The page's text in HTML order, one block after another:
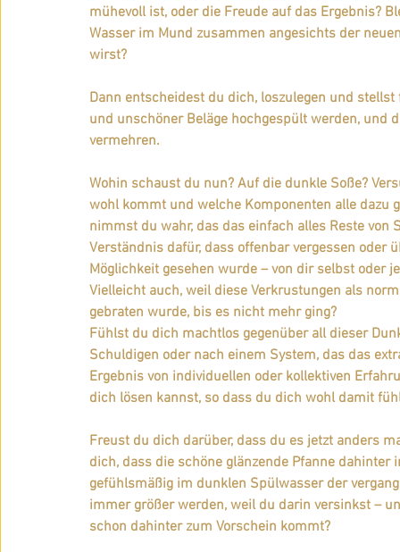
mühevoll ist, oder die Freude auf das Ergebnis?
Wasser im Mund zusammen angesichts der
wirst?
Dann entscheidest du dich, loszulegen und
und unschöner Beläge hochgespült werden, und
vermehren.
Wohin schaust du nun? Auf die dunkle Soße?
wohl kommt und welche Komponenten alle dazu
nimmst du wahr, das das einfach alles Reste
Verständnis dafür, dass offenbar vergessen oder
Möglichkeit gesehen wurde – von dir selbst oder
Vielleicht auch, weil diese Verkrustungen als
gebraten wurde, bis es nicht mehr ging?
Fühlst du dich machtlos gegenüber all dieser
Schuldigen oder nach einem System, das das
Ergebnis von individuellen oder kollektiven
dich lösen kannst, so dass du dich wohl damit
Freust du dich darüber, dass du es jetzt anders
dich, dass die schöne glänzende Pfanne
gefühlsmäßig im dunklen Spülwasser der
immer größer werden, weil du darin versinkst –
schon dahinter zum Vorschein kommt?